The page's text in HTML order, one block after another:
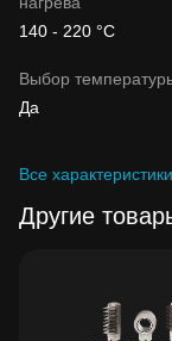
140 - 220 °C
Выбор
Да
Все характеристики
Другие